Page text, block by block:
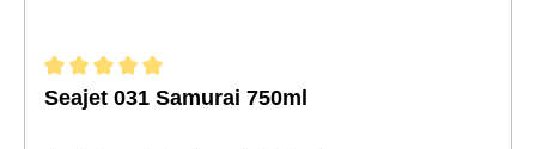
Durchschnittliche Bewertung von 5 von 5 Sternen
Seajet 031 Samurai 750ml